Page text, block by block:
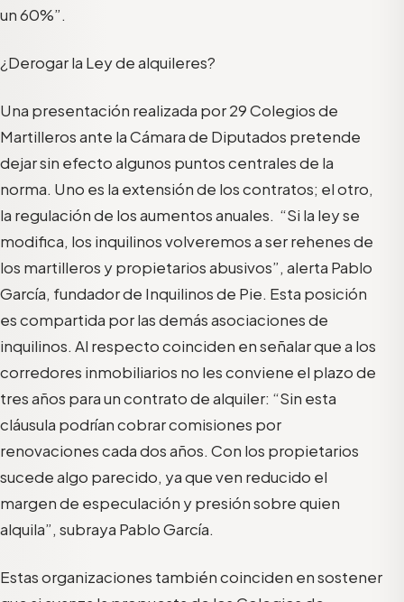
un 60%”.
¿Derogar la Ley de alquileres?
Una presentación realizada por 29 Colegios de
Martilleros ante la Cámara de Diputados pretende
dejar sin efecto algunos puntos centrales de la
norma. Uno es la extensión de los contratos; el otro,
la regulación de los aumentos anuales. “Si la ley se
modifica, los inquilinos volveremos a ser rehenes de
los martilleros y propietarios abusivos”, alerta Pablo
García, fundador de Inquilinos de Pie. Esta posición
es compartida por las demás asociaciones de
inquilinos. Al respecto coinciden en señalar que a los
corredores inmobiliarios no les conviene el plazo de
tres años para un contrato de alquiler: “Sin esta
cláusula podrían cobrar comisiones por
renovaciones cada dos años. Con los propietarios
sucede algo parecido, ya que ven reducido el
margen de especulación y presión sobre quien
alquila”, subraya Pablo García.
Estas organizaciones también coinciden en sostener